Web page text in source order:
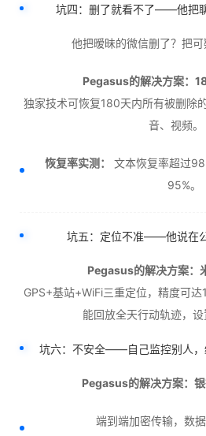
坑四：删了就看不了——他把
他把暧昧的微信删了？把可
Pegasus的解决方案：
独家技术可恢复180天内所有被删
音、视频。
恢复率实测：
文本恢复率超过
95%。
坑五：定位不准——他说在
Pegasus的解决方案：
GPS+基站+WiFi三重定位，精度可
能回放全天行动轨迹，设
坑六：不安全——自己监控别人，
Pegasus的解决方案：
端到端加密传输，数据